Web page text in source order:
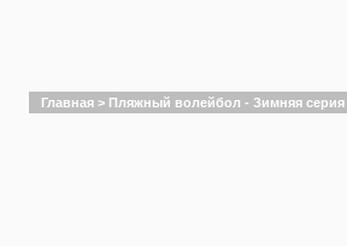
Главная > Пляжный волейбол - Зимняя серия